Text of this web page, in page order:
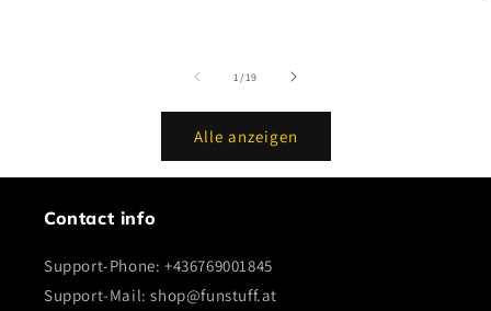
1 /von
19
Alle anzeigen
Contact info
Support-Phone: +436769001845
Support-Mail: shop@funstuff.at